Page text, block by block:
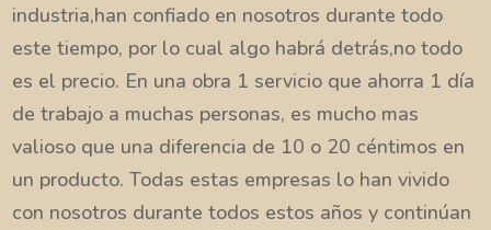
industria,han confiado en nosotros durante todo
este tiempo, por lo cual algo habrá detrás,no todo
es el precio. En una obra 1 servicio que ahorra 1 día
de trabajo a muchas personas, es mucho mas
valioso que una diferencia de 10 o 20 céntimos en
un producto. Todas estas empresas lo han vivido
con nosotros durante todos estos años y continúan